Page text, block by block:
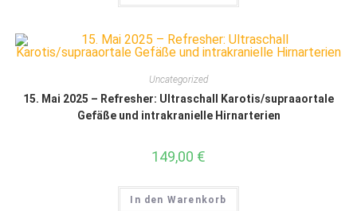
Uncategorized
15. Mai 2025 – Refresher: Ultraschall Karotis/supraaortale
Gefäße und intrakranielle Hirnarterien
149,00 €
In den Warenkorb